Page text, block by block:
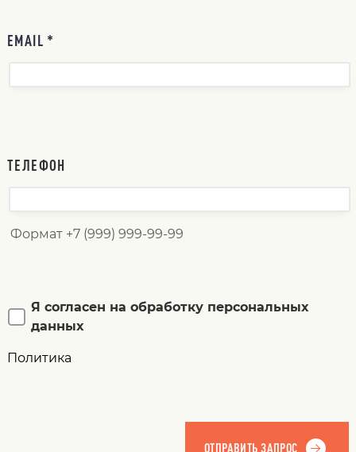
EMAIL *
ТЕЛЕФОН
Формат +7 (999) 999-99-99
Я согласен на обработку персональных
данных
Политика